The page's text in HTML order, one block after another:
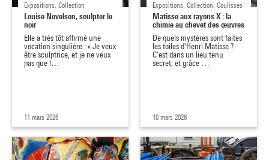
Expositions, Collection
Louise Nevelson, sculpter le
noir
Elle a très tôt affirmé une
vocation singulière : « Je veux
être sculptrice, et je ne veux
pas que l…
11 mars 2026
Expositions, Collection, Coulisses
Matisse aux rayons X : la
chimie au chevet des œuvres
De quels mystères sont faites
les toiles d'Henri Matisse ?
C’est dans un lieu tenu
secret, et grâce …
10 mars 2026